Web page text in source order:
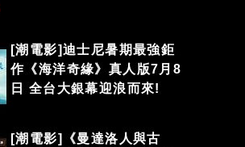
[潮電影]迪士尼暑期最強鉅
作《海洋奇緣》真人版7月8
日 全台大銀幕迎浪而來!
[潮電影]《曼達洛人與古